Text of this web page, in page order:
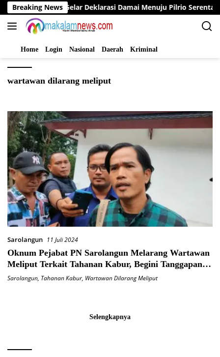
Langsung
ke
konten
Breaking News
Bungo Gelar Deklarasi Damai Menuju Pilrio Serentak 2026
Home Login Nasional Daerah Kriminal
wartawan dilarang meliput
Sarolangun 11 Juli 2024
Oknum Pejabat PN Sarolangun Melarang Wartawan
Meliput Terkait Tahanan Kabur, Begini Tanggapan
Ketua IWO Sarolangun
Sarolangun, Tahanan Kabur, Wartawan Dilarang Meliput
Selengkapnya